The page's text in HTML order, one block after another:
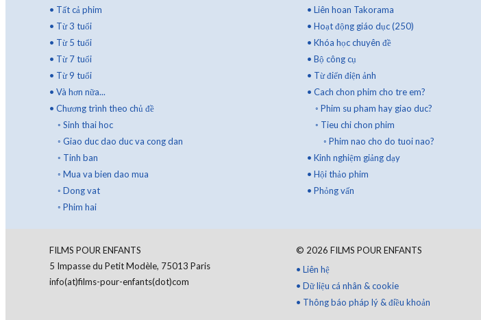
• Tất cả phim
• Từ 3 tuổi
• Từ 5 tuổi
• Từ 7 tuổi
• Từ 9 tuổi
• Và hơn nữa...
• Chương trình theo chủ đề
◦ Sinh thai hoc
◦ Giao duc dao duc va cong dan
◦ Tinh ban
◦ Mua va bien dao mua
◦ Dong vat
◦ Phim hai
• Liên hoan Takorama
• Hoạt động giáo dục (250)
• Khóa học chuyên đề
• Bộ công cụ
• Từ điển điện ảnh
• Cach chon phim cho tre em?
◦ Phim su pham hay giao duc?
◦ Tieu chi chon phim
◦ Phim nao cho do tuoi nao?
• Kinh nghiệm giảng dạy
• Hội thảo phim
• Phỏng vấn
FILMS POUR ENFANTS
5 Impasse du Petit Modèle, 75013 Paris
info(at)films-pour-enfants(dot)com
© 2026 FILMS POUR ENFANTS
• Liên hệ
• Dữ liệu cá nhân & cookie
• Thông báo pháp lý & điều khoản